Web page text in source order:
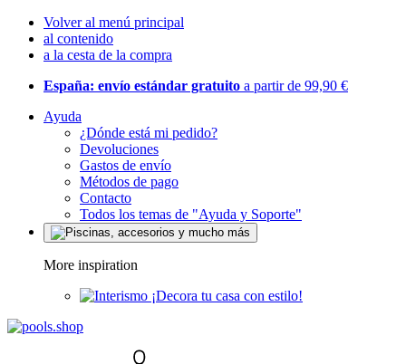
Volver al menú principal
al contenido
a la cesta de la compra
España: envío estándar gratuito a partir de 99,90 €
Ayuda
¿Dónde está mi pedido?
Devoluciones
Gastos de envío
Métodos de pago
Contacto
Todos los temas de "Ayuda y Soporte"
More inspiration
¡Decora tu casa con estilo!